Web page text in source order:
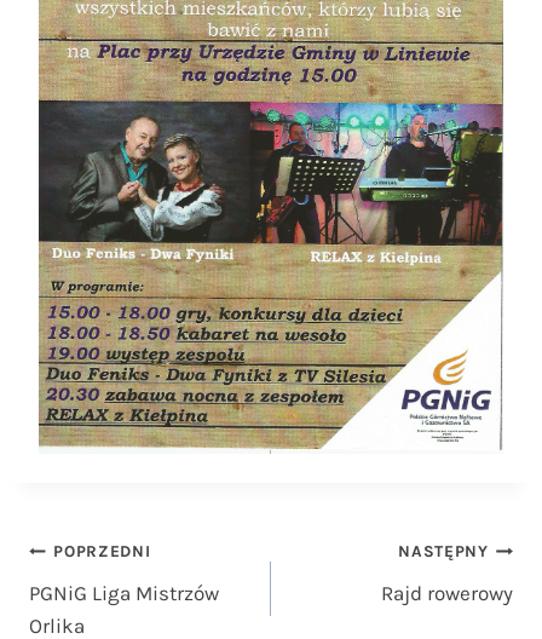
Nawigacja
wpisu
POPRZEDNI
PGNiG Liga Mistrzów
Orlika
NASTĘPNY
Rajd rowerowy